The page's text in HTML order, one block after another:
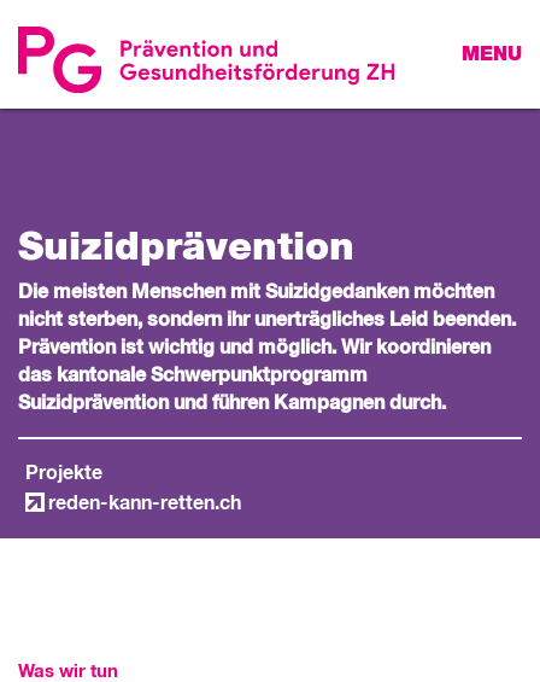
MENU
Suizid­­prävention
Die meisten Menschen mit Suizidgedanken möchten
nicht sterben, sondern ihr unerträgliches Leid beenden.
Prävention ist wichtig und möglich. Wir koordinieren
das kantonale Schwerpunktprogramm
Suizidprävention und führen Kampagnen durch.
Projekte
reden-kann-retten.ch
Was wir tun